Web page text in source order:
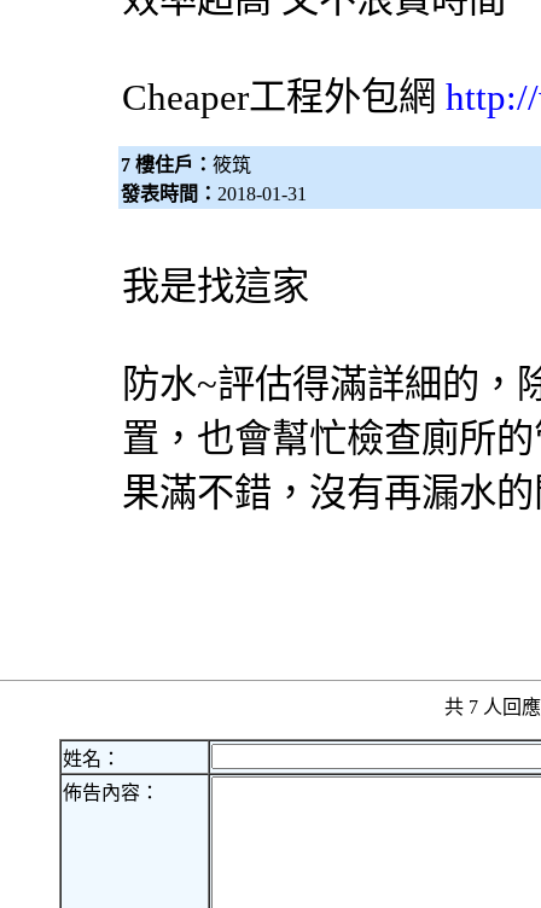
Cheaper工程外包網
7 樓住戶： 筱筑
發表時間： 2018-01-31
我是找這家
防水~評估得滿詳細的，
置，也會幫忙檢查廁所
果滿不錯，沒有再漏水
共 7 人回
姓名：
佈告內容：